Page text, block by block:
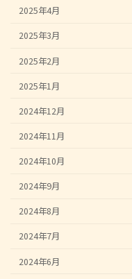
2025年4月
2025年3月
2025年2月
2025年1月
2024年12月
2024年11月
2024年10月
2024年9月
2024年8月
2024年7月
2024年6月